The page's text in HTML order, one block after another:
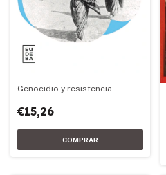
Genocidio y resistencia
€15,26